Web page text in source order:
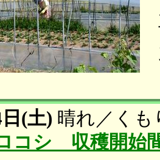
(土) 晴れ ／ くも
コシ 収穫開始